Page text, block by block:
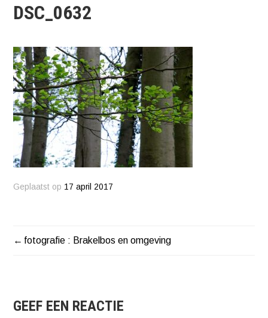
DSC_0632
Geplaatst op 17 april 2017
BERICHT
fotografie : Brakelbos en omgeving
GEEF EEN REACTIE